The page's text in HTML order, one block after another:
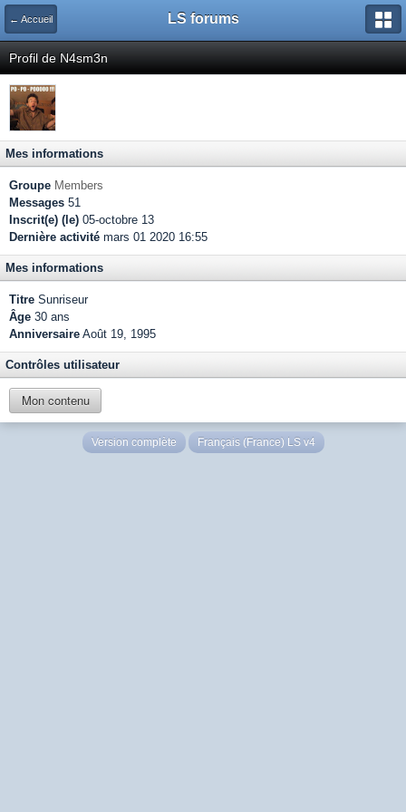
← Accueil LS forums
Profil de N4sm3n
Mes informations
Groupe Members
Messages 51
Inscrit(e) (le) 05-octobre 13
Dernière activité mars 01 2020 16:55
Mes informations
Titre Sunriseur
Âge 30 ans
Anniversaire Août 19, 1995
Contrôles utilisateur
Mon contenu
Version complète Français (France) LS v4